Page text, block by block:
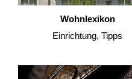
Wohnlexikon
Einrichtung, Tipps